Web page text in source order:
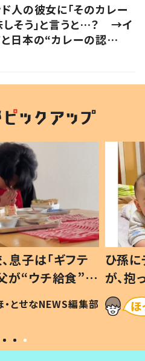
人の彼女に「そのカレー
しそう」と言うと…？ →イ
日本の“カレーの認
息子は「ギフテ
が“ウチ給食”を
とは #令和の親
・とせなNEWS編集部
ひ孫
が、
「涙が
い」